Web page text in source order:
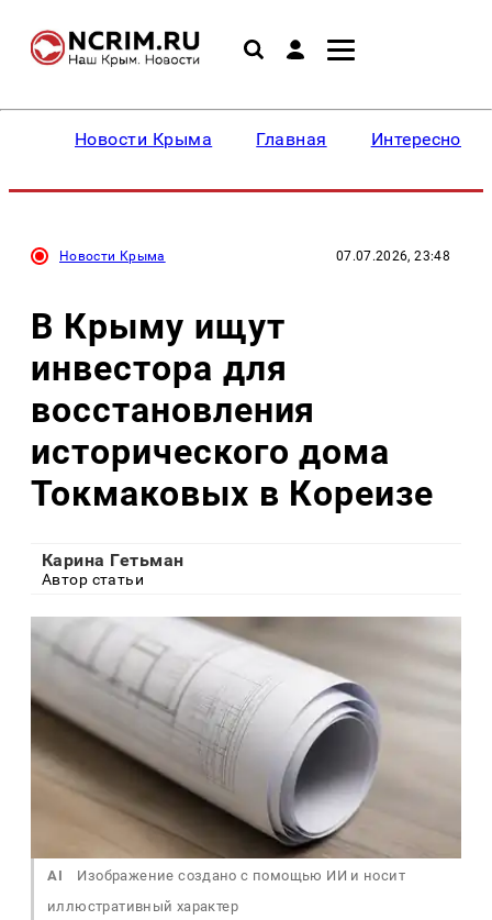
Новости Крыма Главная Интересное
Новости Крыма 07.07.2026, 23:48
В Крыму ищут
инвестора для
восстановления
исторического дома
Токмаковых в Кореизе
Карина Гетьман
Автор статьи
AI
Изображение создано с помощью ИИ и носит
иллюстративный характер